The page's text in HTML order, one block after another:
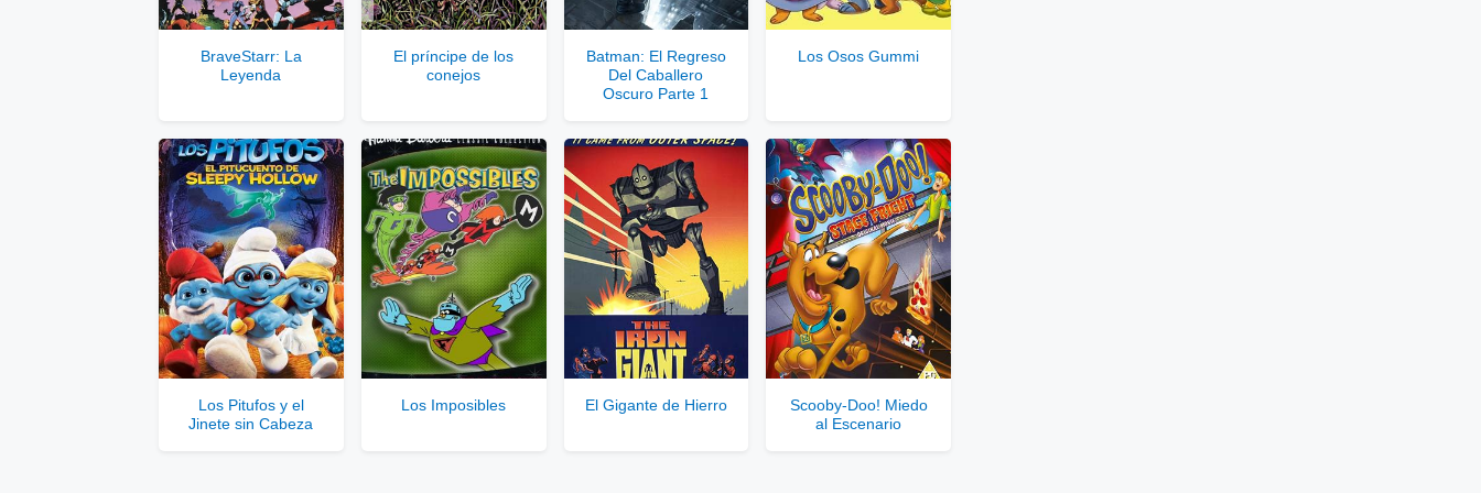
Servidores directos
Solo disponible para usuarios registrados.
Comprar Cuenta VIP Aquí!
BraveStarr: La
Leyenda
El príncipe de los
conejos
Batman: El Regreso
Del Caballero
Oscuro Parte 1
Los Osos Gummi
Los Pitufos y el
Jinete sin Cabeza
Los Imposibles El Gigante de Hierro
Scooby-Doo! Miedo
al Escenario